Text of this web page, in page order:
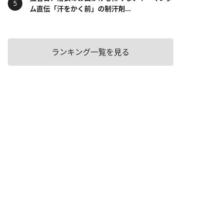
ム直伝「汗をかく前」の制汗剤...
ランキング一覧を見る